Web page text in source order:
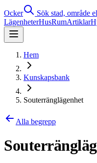
Ocker
Sök stad, område
LägenheterHusRumArtiklar
Hem
Kunskapsbank
Souterränglägenhet
Alla begrepp